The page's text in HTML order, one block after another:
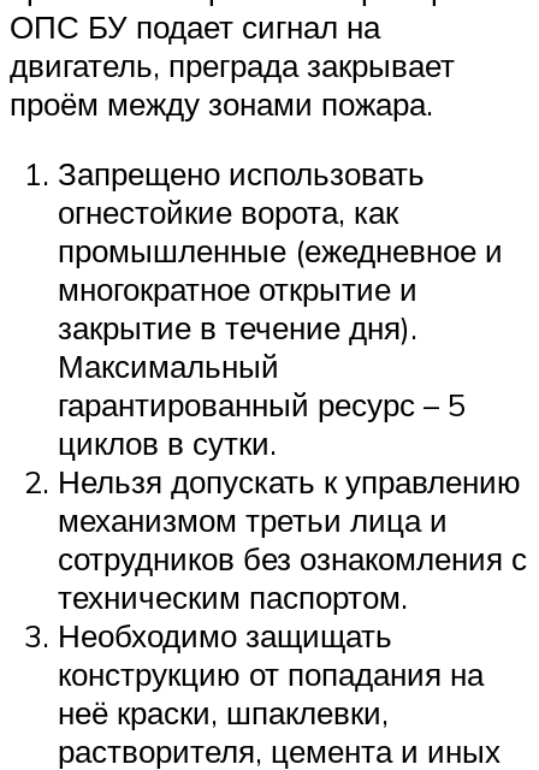
ОПС БУ подает сигнал на
двигатель, преграда закрывает
проём между зонами пожара.
Запрещено использовать
огнестойкие ворота, как
промышленные (ежедневное и
многократное открытие и
закрытие в течение дня).
Максимальный
гарантированный ресурс – 5
циклов в сутки.
Нельзя допускать к управлению
механизмом третьи лица и
сотрудников без ознакомления с
техническим паспортом.
Необходимо защищать
конструкцию от попадания на
неё краски, шпаклевки,
растворителя, цемента и иных